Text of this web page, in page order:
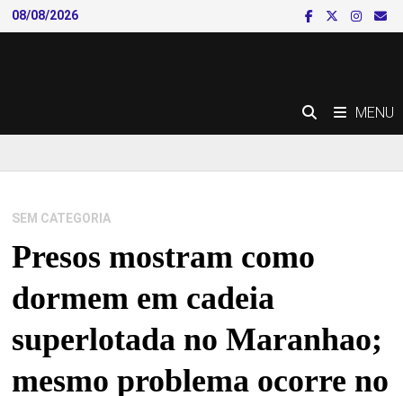
Skip
to
08/08/2026
MENU
SEM CATEGORIA
Presos mostram como
dormem em cadeia
superlotada no Maranhao;
mesmo problema ocorre no